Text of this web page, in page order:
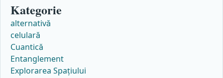
Kategorie
alternativă
celulară
Cuantică
Entanglement
Explorarea Spațiului